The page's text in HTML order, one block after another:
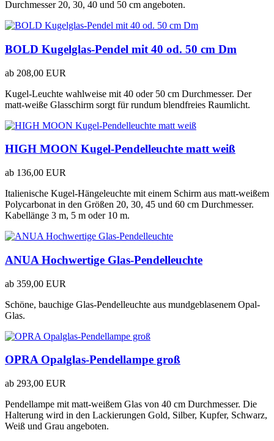
Durchmesser 20, 30, 40 und 50 cm angeboten.
BOLD Kugelglas-Pendel mit 40 od. 50 cm Dm
ab 208,00 EUR
Kugel-Leuchte wahlweise mit 40 oder 50 cm Durchmesser. Der
matt-weiße Glasschirm sorgt für rundum blendfreies Raumlicht.
HIGH MOON Kugel-Pendelleuchte matt weiß
ab 136,00 EUR
Italienische Kugel-Hängeleuchte mit einem Schirm aus matt-weißem
Polycarbonat in den Größen 20, 30, 45 und 60 cm Durchmesser.
Kabellänge 3 m, 5 m oder 10 m.
ANUA Hochwertige Glas-Pendelleuchte
ab 359,00 EUR
Schöne, bauchige Glas-Pendelleuchte aus mundgeblasenem Opal-
Glas.
OPRA Opalglas-Pendellampe groß
ab 293,00 EUR
Pendellampe mit matt-weißem Glas von 40 cm Durchmesser. Die
Halterung wird in den Lackierungen Gold, Silber, Kupfer, Schwarz,
Weiß und Grau angeboten.